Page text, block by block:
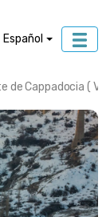
Español
de Cappadocia (